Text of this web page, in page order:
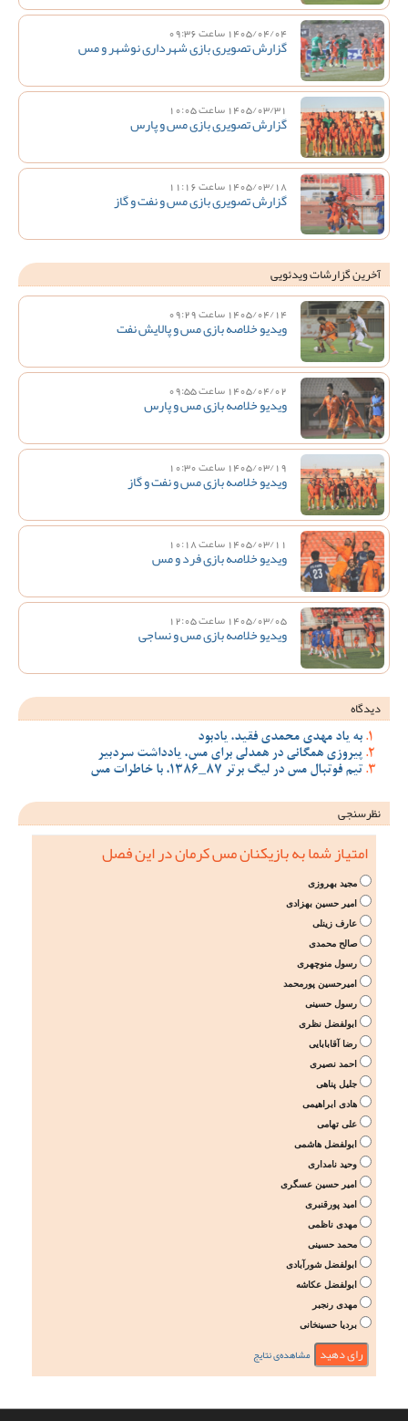
1405/04/04 ساعت 09:36
گزارش تصویری بازی شهرداری نوشهر و مس
1405/03/31 ساعت 10:05
گزارش تصویری بازی مس و پارس
1405/03/18 ساعت 11:16
گزارش تصویری بازی مس و نفت و گاز
آخرین گزارشات ویدئویی
1405/04/14 ساعت 09:29
ویدیو خلاصه بازی مس و پالایش نفت
1405/04/02 ساعت 09:55
ویدیو خلاصه بازی مس و پارس
1405/03/19 ساعت 10:30
ویدیو خلاصه بازی مس و نفت و گاز
1405/03/11 ساعت 10:18
ویدیو خلاصه بازی فرد و مس
1405/03/05 ساعت 12:05
ویدیو خلاصه بازی مس و نساجی
دیدگاه
به یاد مهدی محمدی فقید، یادبود
پیروزی همگانی در همدلی برای مس، یادداشت سردبیر
تیم فوتبال مس در لیگ برتر 87_1386، با خاطرات مس
نظرسنجی
امتیاز شما به بازیکنان مس کرمان در این فصل
مجید بهروزی
امیر حسین بهزادی
عارف زینلی
صالح محمدی
رسول منوچهری
امیرحسین پورمحمد
رسول حسینی
ابولفضل نظری
رضا آقابابایی
احمد نصیری
جلیل پناهی
هادی ابراهیمی
علی تهامی
ابولفضل هاشمی
وحید نامداری
امیر حسین عسگری
امید پورقنبری
مهدی ناظمی
محمد حسینی
ابولفضل شورآبادی
ابولفضل عکاشه
مهدی رنجبر
بردیا حسینخانی
مشاهده‌ی نتایج